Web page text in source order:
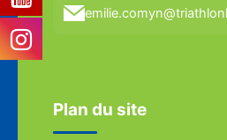
Plan du site